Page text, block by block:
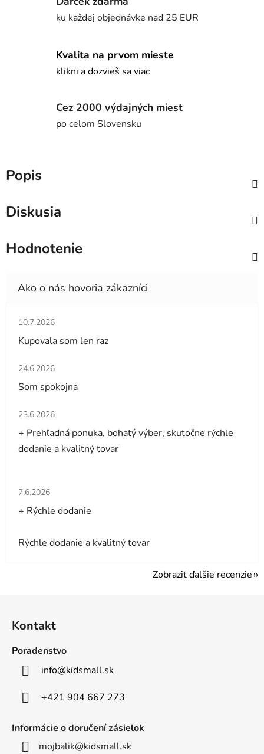
ku každej objednávke nad 25 EUR
Kvalita na prvom mieste
klikni a dozvieš sa viac
Cez 2000 výdajných miest
po celom Slovensku
Popis
Diskusia
Hodnotenie
Hodnotenie obchodu je 5 z 5 hviezdičiek.
10.7.2026
Kupovala som len raz
Hodnotenie obchodu je 5 z 5 hviezdičiek.
24.6.2026
Som spokojna
Hodnotenie obchodu je 5 z 5 hviezdičiek.
23.6.2026
+ Prehľadná ponuka, bohatý výber, skutočne rýchle
dodanie a kvalitný tovar
Hodnotenie obchodu je 5 z 5 hviezdičiek.
7.6.2026
+ Rýchle dodanie
Rýchle dodanie a kvalitný tovar
Zobraziť ďalšie recenzie
Kontakt
Poradenstvo
info@kidsmall.sk
+421 904 667 273
Informácie o doručení zásielok
mojbalik@kidsmall.sk